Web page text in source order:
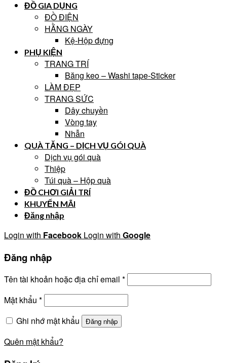
ĐỒ GIA DỤNG
ĐỒ ĐIỆN
HẰNG NGÀY
Kệ-Hộp đựng
PHỤ KIỆN
TRANG TRÍ
Băng keo – Washi tape-Sticker
LÀM ĐẸP
TRANG SỨC
Dây chuyền
Vòng tay
Nhẫn
QUÀ TẶNG – DỊCH VỤ GÓI QUÀ
Dịch vụ gói quà
Thiệp
Túi quà – Hộp quà
ĐỒ CHƠI GIẢI TRÍ
KHUYẾN MÃI
Đăng nhập
Login with Facebook Login with Google
Đăng nhập
Tên tài khoản hoặc địa chỉ email *
Mật khẩu *
Ghi nhớ mật khẩu
Đăng nhập
Quên mật khẩu?